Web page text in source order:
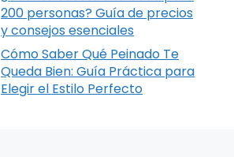
200 personas? Guía de precios
y consejos esenciales
Cómo Saber Qué Peinado Te
Queda Bien: Guía Práctica para
Elegir el Estilo Perfecto